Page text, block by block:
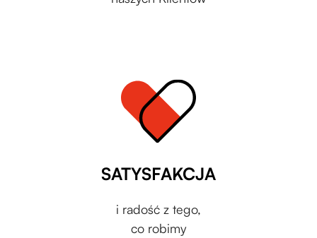
SATYSFAKCJA
i radość z tego,
co robimy